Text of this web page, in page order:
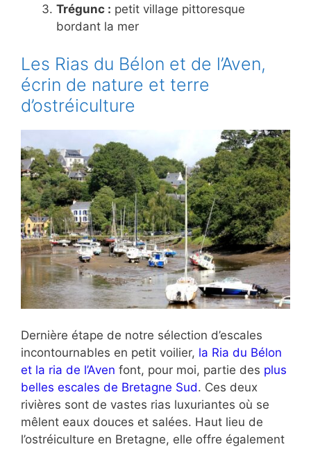
Trégunc : petit village pittoresque
bordant la mer
Les Rias du Bélon et de l’Aven,
écrin de nature et terre
d’ostréiculture
Dernière étape de notre sélection d’escales
incontournables en petit voilier, la Ria du Bélon
et la ria de l’Aven font, pour moi, partie des plus
belles escales de Bretagne Sud. Ces deux
rivières sont de vastes rias luxuriantes où se
mêlent eaux douces et salées. Haut lieu de
l’ostréiculture en Bretagne, elle offre également